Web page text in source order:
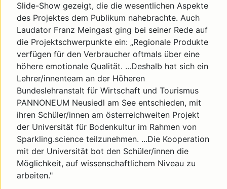
Slide-Show gezeigt, die die wesentlichen Aspekte
des Projektes dem Publikum nahebrachte. Auch
Laudator Franz Meingast ging bei seiner Rede auf
die Projektschwerpunkte ein: „Regionale Produkte
verfügen für den Verbraucher oftmals über eine
höhere emotionale Qualität. ...Deshalb hat sich ein
Lehrer/innenteam an der Höheren
Bundeslehranstalt für Wirtschaft und Tourismus
PANNONEUM Neusiedl am See entschieden, mit
ihren Schüler/innen am österreichweiten Projekt
der Universität für Bodenkultur im Rahmen von
Sparkling.science teilzunehmen. ...Die Kooperation
mit der Universität bot den Schüler/innen die
Möglichkeit, auf wissenschaftlichem Niveau zu
arbeiten."